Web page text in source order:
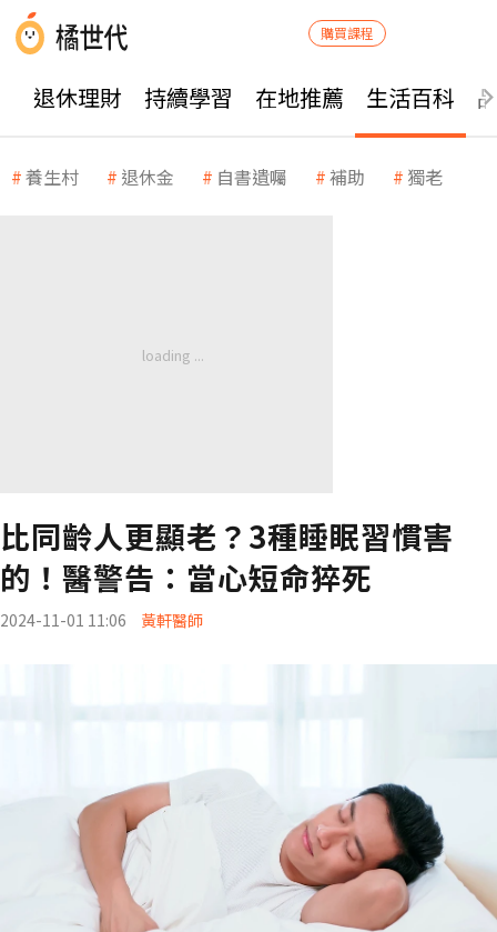
購買課程
退休理財 持續學習 在地推薦 生活百科
養生村 退休金 自書遺囑 補助 獨老
比同齡人更顯老？3種睡眠習慣害
的！醫警告：當心短命猝死
2024-11-01 11:06 黃軒醫師